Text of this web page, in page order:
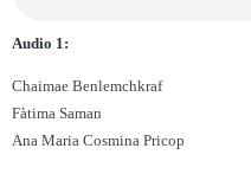
Audio 1:
Chaimae Benlemchkraf
Fàtima Saman
Ana Maria Cosmina Pricop